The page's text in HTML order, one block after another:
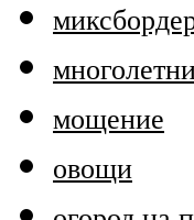
мощение
овощи